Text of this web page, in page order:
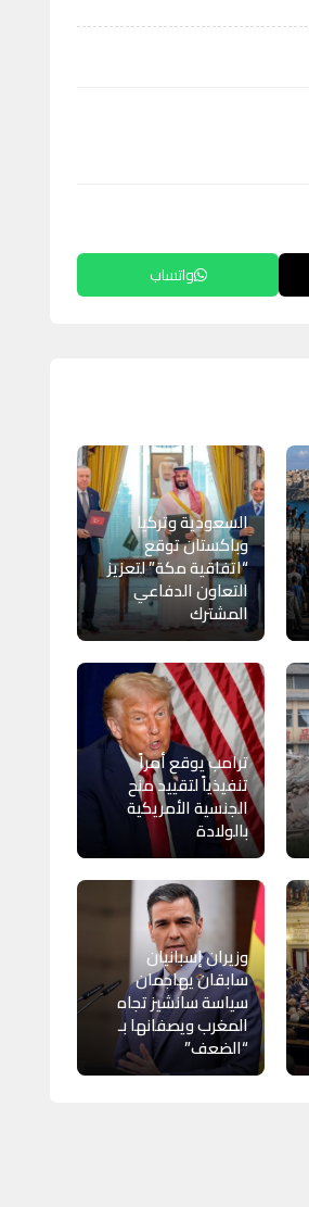
واتساب
السعودية وتركيا
وباكستان توقع
“اتفاقية مكة” لتعزيز
التعاون الدفاعي
المشترك
ترامب يوقع أمراً
تنفيذياً لتقييد منح
الجنسية الأمريكية
بالولادة
وزيران إسبانيان
سابقان يهاجمان
سياسة سانشيز تجاه
المغرب ويصفانها بـ
“الضعف”